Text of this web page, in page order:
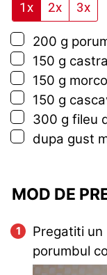
1x 2x 3x
▢
200 g
▢
150 g
▢
150 g
▢
150 g
▢
300 g fileu
▢
dupa gust
MOD DE
Pregatiti
porumbul